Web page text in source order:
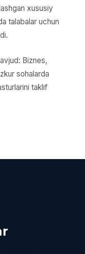
xususiy
talabalar uchun
Biznes,
sohalarda
taklif